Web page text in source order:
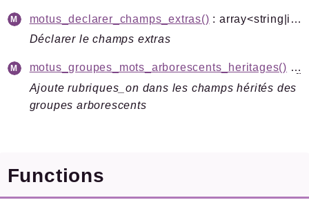
Installation
SQL
Reports
Deprecated
Indices
Files
motus_declarer_champs_extras()
: array<string|int, mixed>
Déclarer le champs extras
motus_groupes_mots_arborescents_heritages() :
Ajoute rubriques_on dans les champs hérités des
groupes arborescents
Functions